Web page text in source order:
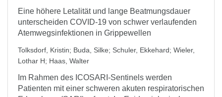
Eine höhere Letalität und lange Beatmungsdauer
unterscheiden COVID-19 von schwer verlaufenden
Atemwegsinfektionen in Grippewellen
Tolksdorf, Kristin; Buda, Silke; Schuler, Ekkehard; Wieler,
Lothar H; Haas, Walter
Im Rahmen des ICOSARI-Sentinels werden
Patienten mit einer schweren akuten respiratorischen